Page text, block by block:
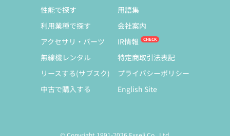
性能で探す
利用業種で探す
アクセサリ・パーツ
無線機レンタル
リースする(サブスク)
中古で購入する
用語集
会社案内
IR情報
特定商取引法表記
プライバシーポリシー
English Site